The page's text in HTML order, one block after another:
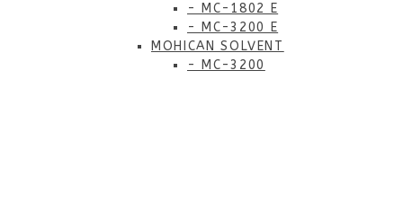
- MC-1802 E
- MC-3200 E
MOHICAN SOLVENT
- MC-3200